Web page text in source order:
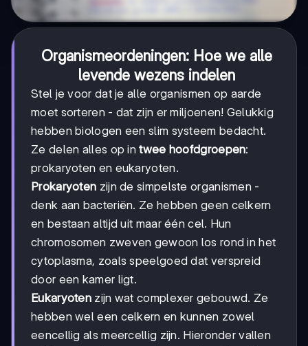
Organismeordeningen: Hoe we alle
levende wezens indelen
Stel je voor dat je alle organismen op aarde
moet sorteren - dat zijn er miljoenen! Gelukkig
hebben biologen een slim systeem bedacht.
Ze delen alles op intwee hoofdgroepen:
prokaryoten en eukaryoten.
Prokaryoten zijn de simpelste organismen -
denk aan bacteriën. Ze hebben geen celkern
en bestaan altijd uit maar één cel. Hun
chromosomen zweven gewoon los rond in het
cytoplasma, zoals speelgoed dat verspreid
door een kamer ligt.
Eukaryoten zijn wat complexer gebouwd. Ze
hebben wel een celkern en kunnen zowel
eencellig als meercellig zijn. Hieronder vallen